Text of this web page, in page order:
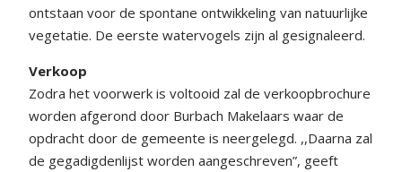
ontstaan voor de spontane ontwikkeling van natuurlijke
vegetatie. De eerste watervogels zijn al gesignaleerd.
Verkoop
Zodra het voorwerk is voltooid zal de verkoopbrochure
worden afgerond door Burbach Makelaars waar de
opdracht door de gemeente is neergelegd. ,,Daarna zal
de gegadigdenlijst worden aangeschreven”, geeft